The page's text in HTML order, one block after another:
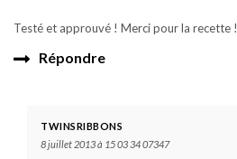
Testé et approuvé ! Merci pour la recette !
Répondre
TWINSRIBBONS
8 juillet 2013 à 15 03 34 07347